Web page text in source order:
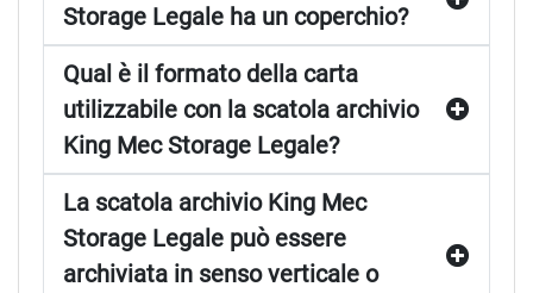
Storage Legale ha un coperchio?
Qual è il formato della carta
utilizzabile con la scatola archivio
King Mec Storage Legale?
La scatola archivio King Mec
Storage Legale può essere
archiviata in senso verticale o